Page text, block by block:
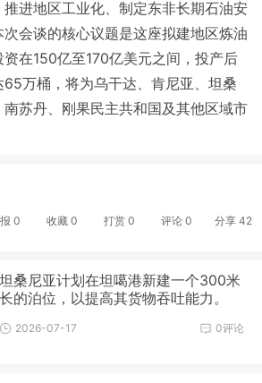
进地区工业化、制定东非长期石油安
会谈的核心议题是这座拟建地区炼油
在150亿至170亿美元之间，投产后
65万桶，将为乌干达、肯尼亚、坦桑
苏丹、刚果民主共和国及其他区域市
0 收藏 0 打赏 0 评论 0 分享 42
坦桑尼亚计划在坦噶港新建一个300米
长的泊位，以提高其货物吞吐能力。
0评论
2026-07-17